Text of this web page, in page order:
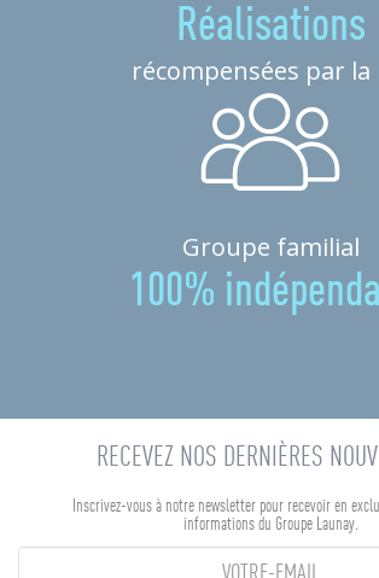
Réalisations
récompensées par la
Groupe familial
100%
RECEVEZ NOS DERNIÈRES
Inscrivez-vous à notre newsletter pour recevoir en
informations du Groupe Launay.